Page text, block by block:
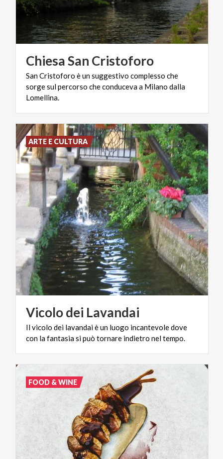
ChiesaSan Cristoforo
San Cristoforo è un suggestivo complesso che
sorge sul percorso che conduceva a Milano dalla
Lomellina.
Vicolodei Lavandai
Ilvicolo dei lavandaièun luogo incantevoledove
con lafantasiasipuò tornare indietro neltempo.
ARTE E CULTURA
FOOD & WINE